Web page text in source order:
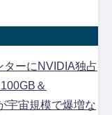
ターにNVIDIA独占
＆
宇宙規模で爆増な